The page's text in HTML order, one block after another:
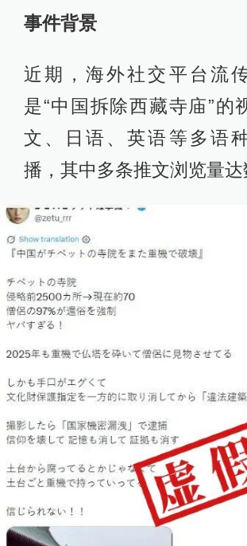
事件背景
近期，海外社交平台流
是“中国拆除西藏寺庙”的
文、日语、英语等多语
播，其中多条推文浏览量达